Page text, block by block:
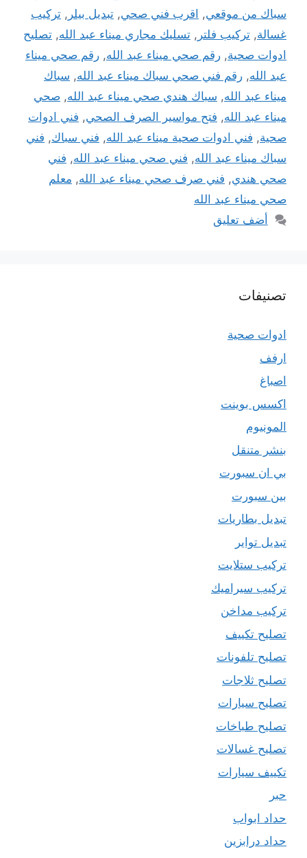
سباك من موقعي, اقرب فني صحي, تبديل بيلر , تركيب
غسالة, تركيب فلتر , تسليك مجاري ميناء عبد الله, تصليح
ادوات صحية, رقم صحي ميناء عبد الله, رقم صحي ميناء
عبد الله, رقم فني صحي سباك ميناء عبد الله, سباك
ميناء عبد الله, سباك هندي صحي ميناء عبد الله, صحي
ميناء عبد الله, فتح مواسير الصرف الصحي, فني ادوات
صحية, فني ادوات صحية ميناء عبد الله, فني سباك, فني
سباك ميناء عبد الله, فني صحي ميناء عبد الله, فني
صحي هندي, فني صرف صحي ميناء عبد الله, معلم
صحي ميناء عبد الله
أضف تعليق
تصنيفات
ادوات صحية
ارفف
اصباغ
اكسس بوينت
المونيوم
بنشر متنقل
بي ان سبورت
بين سبورت
تبديل بطاريات
تبديل تواير
تركيب ستلايت
تركيب سيراميك
تركيب مداخن
تصليح تكييف
تصليح تلفونات
تصليح ثلاجات
تصليح سيارات
تصليح طباخات
تصليح غسالات
تكييف سيارات
حبر
حداد ابواب
حداد درابزين